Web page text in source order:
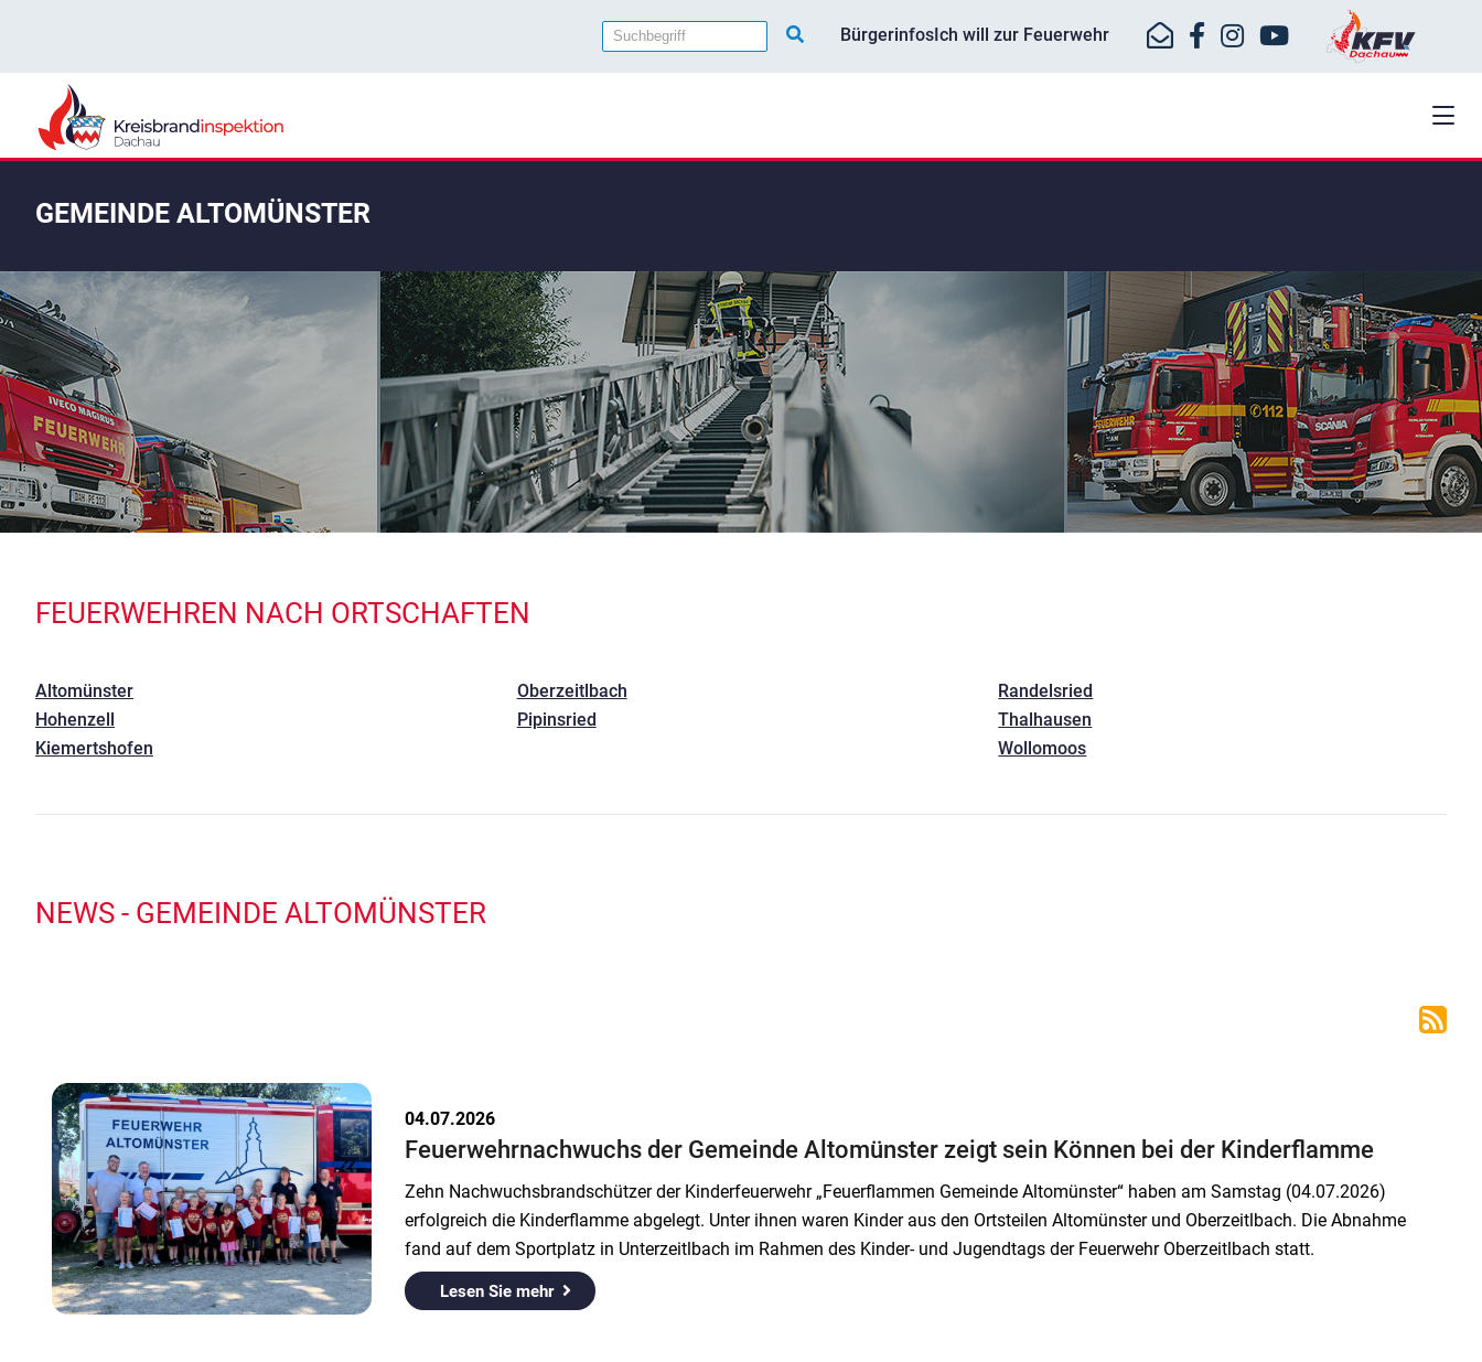
BürgerinfosIch will zur Feuerwehr
GEMEINDE ALTOMÜNSTER
FEUERWEHREN NACH ORTSCHAFTEN
Altomünster
Hohenzell
Kiemertshofen
Oberzeitlbach
Pipinsried
Randelsried
Thalhausen
Wollomoos
NEWS - GEMEINDE ALTOMÜNSTER
04.07.2026
Feuerwehrnachwuchs der Gemeinde Altomünster zeigt sein Können bei der Kinderflamme
Zehn Nachwuchsbrandschützer der Kinderfeuerwehr „Feuerflammen Gemeinde Altomünster“ haben am Samstag (04.07.2026)
erfolgreich die Kinderflamme abgelegt. Unter ihnen waren Kinder aus den Ortsteilen Altomünster und Oberzeitlbach. Die Abnahme
fand auf dem Sportplatz in Unterzeitlbach im Rahmen des Kinder- und Jugendtags der Feuerwehr Oberzeitlbach statt.
Lesen Sie mehr